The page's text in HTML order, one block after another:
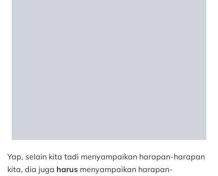
Yap, selain kita tadi menyampaikan harapan-harapan
kita, dia juga harus menyampaikan harapan-